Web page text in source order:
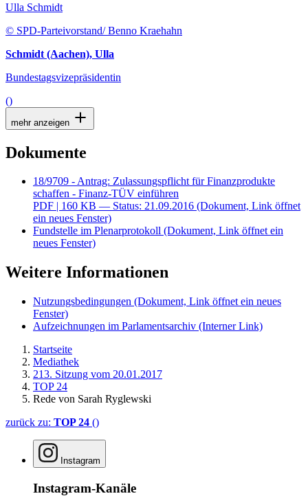
Ulla Schmidt
© SPD-Parteivorstand/ Benno Kraehahn
Schmidt (Aachen), Ulla
Bundestagsvizepräsidentin
()
mehr anzeigen
Dokumente
18/9709 - Antrag: Zulassungspflicht für Finanzprodukte
schaffen - Finanz-TÜV einführen
PDF | 160 KB — Status: 21.09.2016 (Dokument, Link öffnet
ein neues Fenster)
Fundstelle im Plenarprotokoll (Dokument, Link öffnet ein
neues Fenster)
Weitere Informationen
Nutzungsbedingungen (Dokument, Link öffnet ein neues
Fenster)
Aufzeichnungen im Parlamentsarchiv (Interner Link)
Startseite
Mediathek
213. Sitzung vom 20.01.2017
TOP 24
Rede von Sarah Ryglewski
zurück zu: TOP 24 ()
Instagram
Instagram-Kanäle